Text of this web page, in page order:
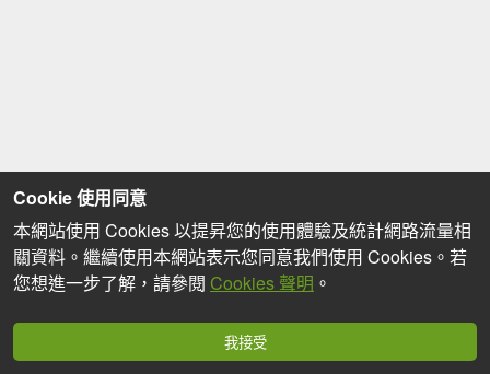
Cookie 使用同意
本網站使用 Cookies 以提昇您的使用體驗及統計網路流量相
關資料。繼續使用本網站表示您同意我們使用 Cookies。若
您想進一步了解，請參閱 Cookies 聲明 。
我接受